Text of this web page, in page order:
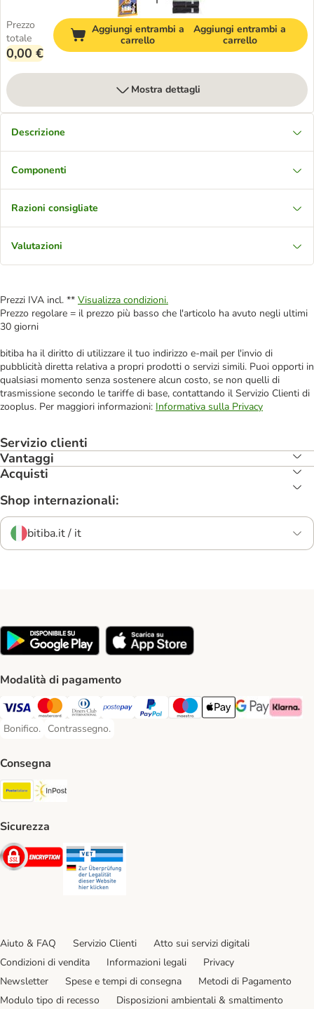
Prezzo
totale
0,00 €
Aggiungi entrambi a
carrello
Aggiungi entrambi a
carrello
Mostra dettagli
Descrizione
Componenti
Razioni consigliate
Valutazioni
Prezzi IVA incl. ** Visualizza condizioni.
Prezzo regolare = il prezzo più basso che l'articolo ha avuto negli ultimi
30 giorni
bitiba ha il diritto di utilizzare il tuo indirizzo e-mail per l'invio di
pubblicità diretta relativa a propri prodotti o servizi simili. Puoi opporti in
qualsiasi momento senza sostenere alcun costo, se non quelli di
trasmissione secondo le tariffe di base, contattando il Servizio Clienti di
zooplus. Per maggiori informazioni: Informativa sulla Privacy
Servizio clienti
Vantaggi
Acquisti
Shop internazionali:
bitiba.it / it
Modalità di pagamento
Visa. Payment Method
Mastercard. Payment Method
Diners Club. Payment Method
Postepay. Payment Method
PayPal. Payment Method
Maestro. Payment Method
Apple pay. Payment
Google Pay
Klarna
Bonifico.
Bonifico. Payment Method
Contrassegno.
Contrassegno. Payment Method
Consegna
Poste Italiane. Shipping Method
Sicurezza
Security
Aiuto & FAQ Servizio Clienti
Atto sui servizi digitali
Condizioni di vendita
Informazioni legali
Privacy
Newsletter
Spese e tempi di consegna
Metodi di Pagamento
Modulo tipo di recesso
Disposizioni ambientali & smaltimento